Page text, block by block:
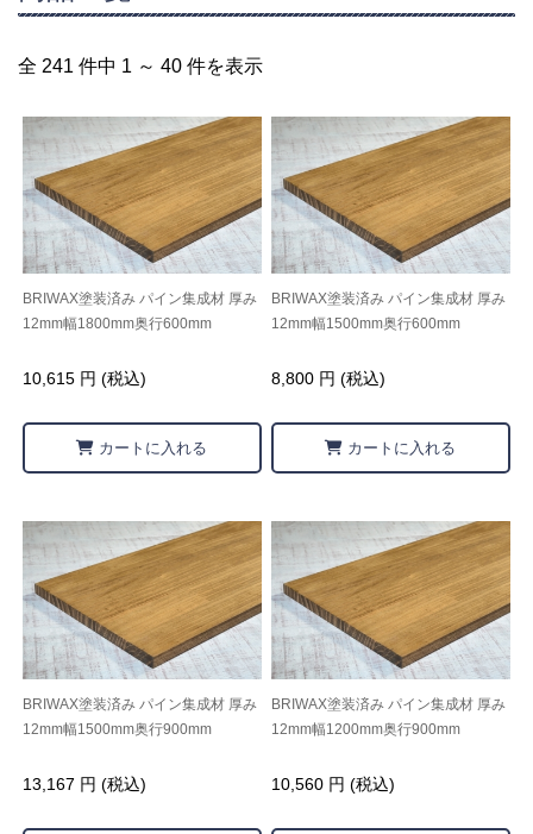
全 241 件中 1 ～ 40 件を表示
BRIWAX塗装済み パイン集成材 厚み
12mm幅1800mm奥行600mm
10,615 円 (税込)
カートに入れる
BRIWAX塗装済み パイン集成材 厚み
12mm幅1500mm奥行600mm
8,800 円 (税込)
カートに入れる
BRIWAX塗装済み パイン集成材 厚み
12mm幅1500mm奥行900mm
13,167 円 (税込)
BRIWAX塗装済み パイン集成材 厚み
12mm幅1200mm奥行900mm
10,560 円 (税込)